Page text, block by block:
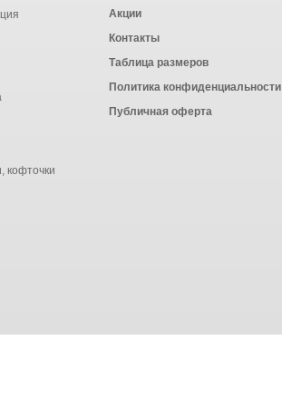
кофточки
Акции
Контакты
Таблица размеров
Политика конфиденциальности
Публичная оферта